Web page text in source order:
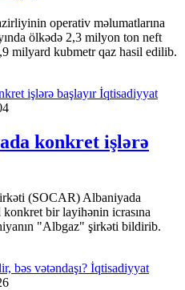
operativ məlumatlarına
ölkədə 2,3 milyon ton neft
milyard kubmetr qaz hasil edilib.
İqtisadiyyat
konkret işlərə
(SOCAR) Albaniyada
bir layihənin icrasına
"Albgaz" şirkəti bildirib.
İqtisadiyyat